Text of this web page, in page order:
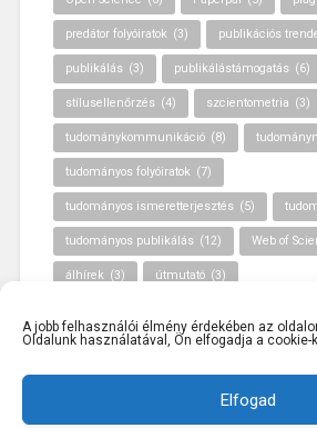
A jobb felhasználói élmény érdekében az
Oldalunk használatával, Ön elfogadja a cookie-
Elfogad
predátor folyóiratok (3) publikációs
publikálás (3) publikálástámogatás (6)
stílusellenőrzés (4) szcientometria (3)
tudománykommunikáció (8)
tudományos folyóiratok (7)
tudományos ismeretterjesztés (5)
tudományos publikálás (12) Web of
álhírek (3) útmutató (3)